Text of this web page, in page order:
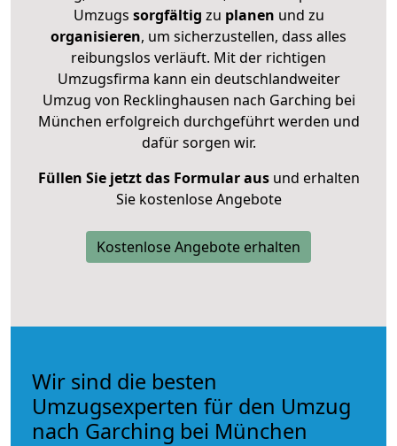
Umzugs sorgfältig zu planen und zu
organisieren, um sicherzustellen, dass alles
reibungslos verläuft. Mit der richtigen
Umzugsfirma kann ein deutschlandweiter
Umzug von Recklinghausen nach Garching bei
München erfolgreich durchgeführt werden und
dafür sorgen wir.
Füllen Sie jetzt das Formular ausund erhalten
Sie kostenlose Angebote
Kostenlose Angebote erhalten
Wir sind die besten
Umzugsexperten für den Umzug
nach Garching bei München